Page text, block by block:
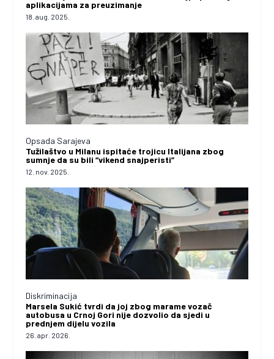
aplikacijama za preuzimanje
18. aug. 2025.
Opsada Sarajeva
Tužilaštvo u Milanu ispitaće trojicu Italijana zbog
sumnje da su bili “vikend snajperisti”
12. nov. 2025.
Diskriminacija
Marsela Sukić tvrdi da joj zbog marame vozač
autobusa u Crnoj Gori nije dozvolio da sjedi u
prednjem dijelu vozila
26. apr. 2026.